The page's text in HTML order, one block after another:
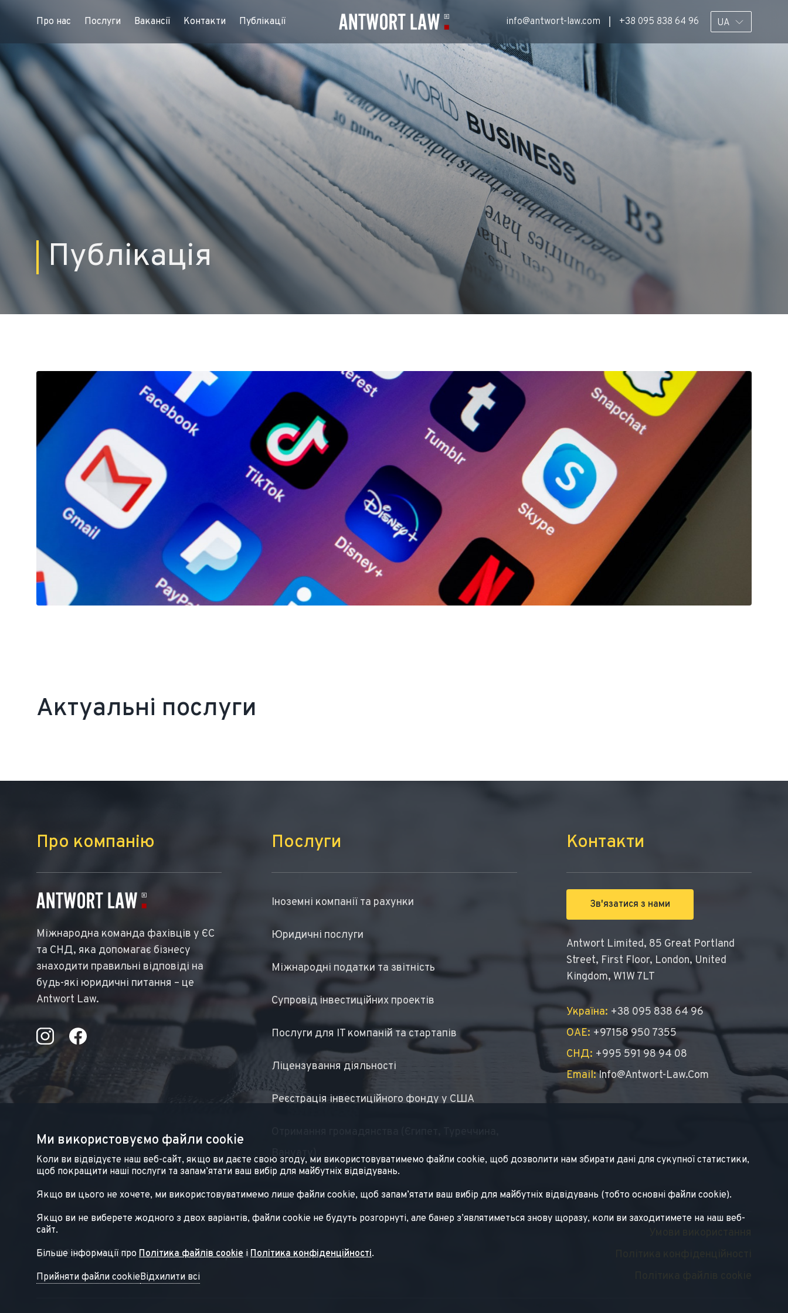
Про нас Послуги Вакансії Контакти Публікації info@antwort-law.com +38 095 838 64 96 UA
Публікація
Актуальні послуги
Про компанію
Міжнародна команда фахівців у ЄС
та СНД, яка допомагає бізнесу
знаходити правильні відповіді на
будь-які юридичні питання – це
Antwort Law.
Послуги
Іноземні компанії та рахунки
Юридичні послуги
Міжнародні податки та звітність
Супровід інвестиційних проектів
Послуги для IT компаній та стартапів
Ліцензування діяльності
Реєстрація інвестиційного фонду у США
Контакти
Зв'язатися з нами
Antwort Limited, 85 Great Portland
Street, First Floor, London, United
Kingdom, W1W 7LT
Україна: +38 095 838 64 96
ОАЕ: +97158 950 7355
СНД: +995 591 98 94 08
Email:Info@antwort-Law.com
© 2020–2026 «Antwort Law» Всі права захищені
Ми використовуємо файли cookie
Коли ви відвідуєте наш веб-сайт, якщо ви даєте свою згоду, ми використовуватимемо файли cookie, щоб дозволити нам збирати дані для сукупної статистики,
щоб покращити наші послуги та запам’ятати ваш вибір для майбутніх відвідувань.
Якщо ви цього не хочете, ми використовуватимемо лише файли cookie, щоб запам’ятати ваш вибір для майбутніх відвідувань (тобто основні файли cookie).
Якщо ви не виберете жодного з двох варіантів, файли cookie не будуть розгорнуті, але банер з’являтиметься знову щоразу, коли ви заходитимете на наш веб-
сайт.
Більше інформації про Політика файлів cookie і Політика конфіденційності.
Прийняти файли cookieВідхилити всі